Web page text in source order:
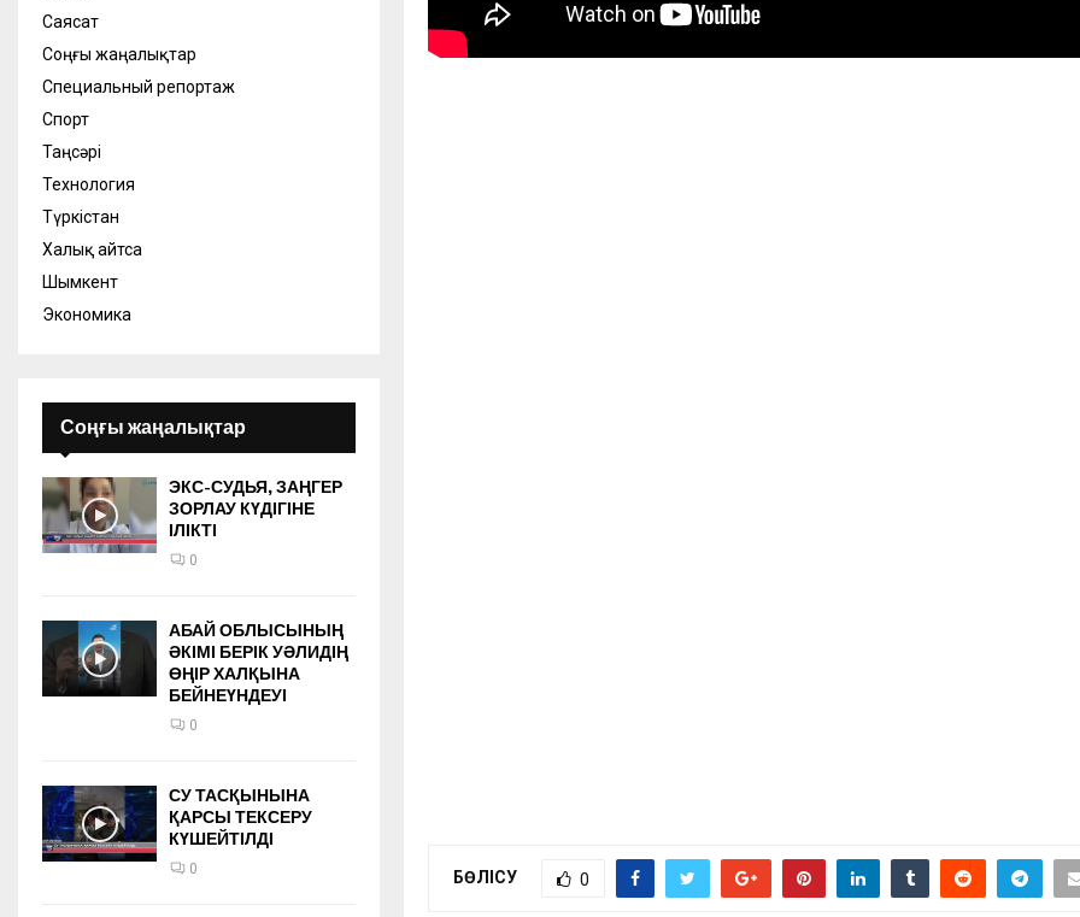
БӨЛІСУ 0
Саясат
Соңғы жаңалықтар
Специальный репортаж
Спорт
Таңсәрі
Технология
Түркістан
Халық айтса
Шымкент
Экономика
Соңғы жаңалықтар
ЭКС-СУДЬЯ, ЗАҢГЕР
ЗОРЛАУ КҮДІГІНЕ
ІЛІКТІ
0
АБАЙ ОБЛЫСЫНЫҢ
ӘКІМІ БЕРІК УӘЛИДІҢ
ӨҢІР ХАЛҚЫНА
БЕЙНЕҮНДЕУІ
0
СУ ТАСҚЫНЫНА
ҚАРСЫ ТЕКСЕРУ
КҮШЕЙТІЛДІ
0